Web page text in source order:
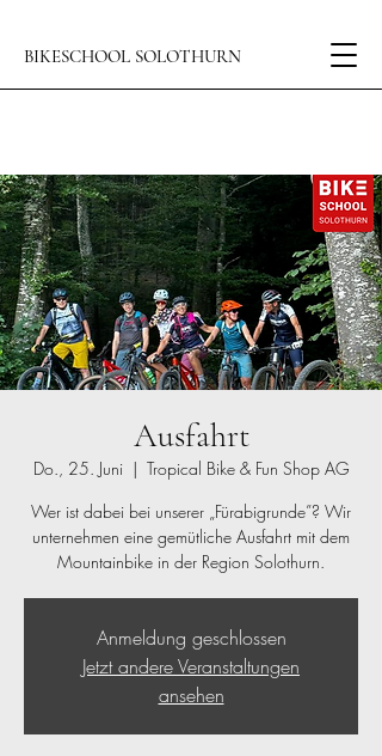
BIKESCHOOL SOLOTHURN
Ausfahrt
Do., 25. Juni
  |
Tropical Bike & Fun Shop AG
Wer ist dabei bei unserer „Fürabigrunde”? Wir
unternehmen eine gemütliche Ausfahrt mit dem
Mountainbike in der Region Solothurn.
Anmeldung geschlossen
Jetzt andere Veranstaltungen
ansehen